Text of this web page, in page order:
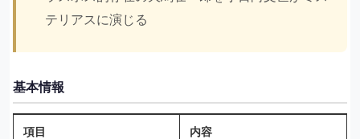
テリアスに演じる
基本情報
項目 内容